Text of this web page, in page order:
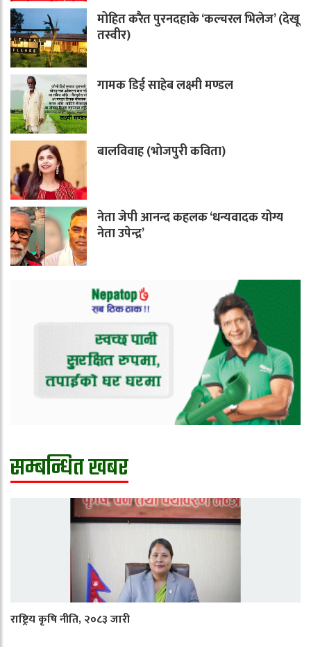
मोहित करैत पुरनदहाके ‘कल्चरल भिलेज’ (देखू
तस्वीर)
गामक डिई साहेब लक्ष्मी मण्डल
बालविवाह (भोजपुरी कविता)
नेता जेपी आनन्द कहलक ‘धन्यवादक योग्य
नेता उपेन्द्र’
सम्बन्धित खबर
राष्ट्रिय कृषि नीति, २०८३ जारी